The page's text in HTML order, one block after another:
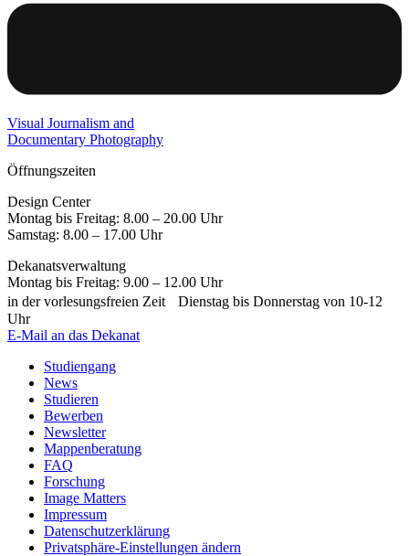
Visual Journalism and
Documentary Photography
Öffnungszeiten
Design Center
Montag bis Freitag: 8.00 – 20.00 Uhr
Samstag: 8.00 – 17.00 Uhr
Dekanatsverwaltung
Montag bis Freitag: 9.00 – 12.00 Uhr
in der vorlesungsfreien Zeit Dienstag bis Donnerstag von 10-12
Uhr
E-Mail an das Dekanat
Studiengang
News
Studieren
Bewerben
Newsletter
Mappenberatung
FAQ
Forschung
Image Matters
Impressum
Datenschutzerklärung
Privatsphäre-Einstellungen ändern